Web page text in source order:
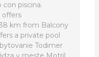
piscina.
offers
km from Balcony
a private pool
Todimer